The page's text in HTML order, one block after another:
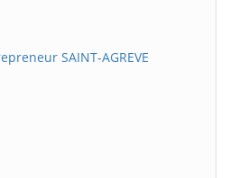
SAINT-AGREVE